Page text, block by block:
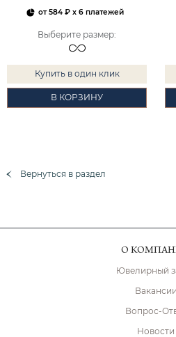
от584 ₽ x 6 платежей
Выберите размер:
Купить в один клик
В КОРЗИНУ
Вернуться в раздел
О
Ювелирный
Вакансии
Вопрос-
Новости